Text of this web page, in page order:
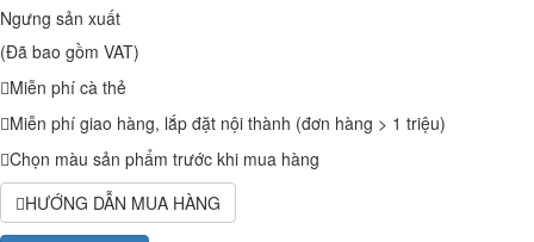
Ngưng sản xuất
(Đã bao gồm VAT)
Miễn phí cà thẻ
Miễn phí giao hàng, lắp đặt nội thành (đơn hàng > 1 triệu)
Chọn màu sản phẩm trước khi mua hàng
HƯỚNG DẪN MUA HÀNG